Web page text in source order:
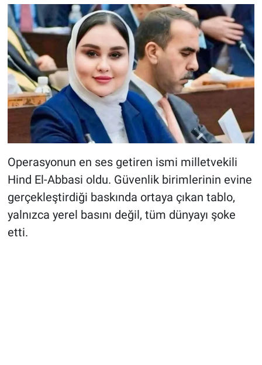
Operasyonun en ses getiren ismi milletvekili
Hind El-Abbasi oldu. Güvenlik birimlerinin evine
gerçekleştirdiği baskında ortaya çıkan tablo,
yalnızca yerel basını değil, tüm dünyayı şoke
etti.